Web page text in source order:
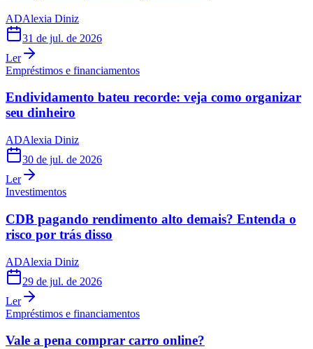
ADAlexia Diniz
31 de jul. de 2026
Ler
Empréstimos e financiamentos
Endividamento bateu recorde: veja como organizar
seu dinheiro
ADAlexia Diniz
30 de jul. de 2026
Ler
Investimentos
CDB pagando rendimento alto demais? Entenda o
risco por trás disso
ADAlexia Diniz
29 de jul. de 2026
Ler
Empréstimos e financiamentos
Vale a pena comprar carro online?